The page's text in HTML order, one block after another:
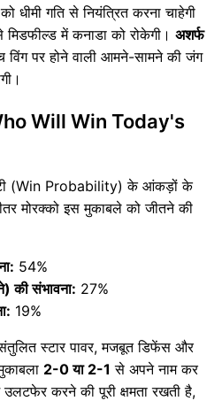
धीमी गति से नियंत्रित करना चाहेगी
में कनाडा को रोकेगी। अशर्फ
विंग पर होने वाली आमने-सामने की जंग
Will Win Today's
(Win Probability) के आंकड़ों के
मोरक्को इस मुकाबले को जीतने की
54%
की संभावना: 27%
19%
स्टार पावर, मजबूत डिफेंस और
2-0 या 2-1 से अपने नाम कर
करने की पूरी क्षमता रखती है,